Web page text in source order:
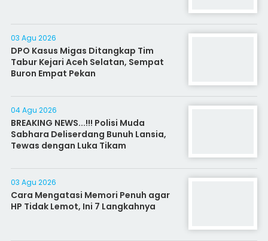
03 Agu 2026
DPO Kasus Migas Ditangkap Tim
Tabur Kejari Aceh Selatan, Sempat
Buron Empat Pekan
04 Agu 2026
BREAKING NEWS...!!! Polisi Muda
Sabhara Deliserdang Bunuh Lansia,
Tewas dengan Luka Tikam
03 Agu 2026
Cara Mengatasi Memori Penuh agar
HP Tidak Lemot, Ini 7 Langkahnya